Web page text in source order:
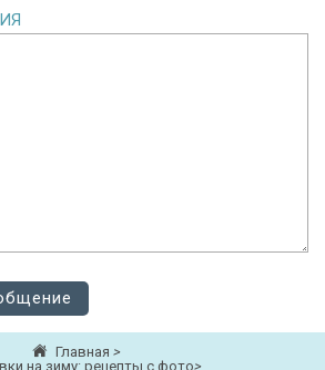
Главная >
на зиму: рецепты с фото>